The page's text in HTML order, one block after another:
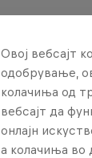
Овој вебсајт
одобрување,
колачиња од
вебсајт да
онлајн
а колачиња во